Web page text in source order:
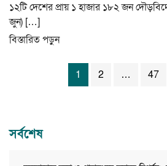
১২টি দেশের প্রায় ১ হাজার ১৮২ জন
জুন) […]
বিস্তারিত পড়ুন
1 2 … 47
সর্বশেষ